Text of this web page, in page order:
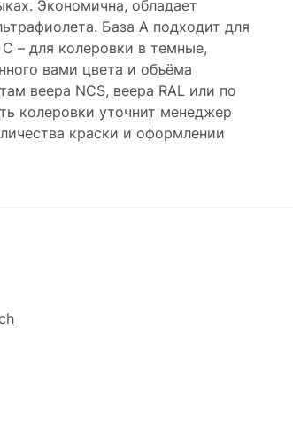
Экономична, обладает
База А подходит для
– для колеровки в темные,
вами цвета и объёма
веера NCS, веера RAL или по
колеровки уточнит менеджер
краски и оформлении